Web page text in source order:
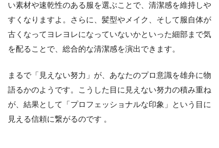
い素材や速乾性のある服を選ぶことで、清潔感を維持しや
すくなりますよ。さらに、髪型やメイク、そして服自体が
古くなってヨレヨレになっていないかといった細部まで気
を配ることで、総合的な清潔感を演出できます。
まるで「見えない努力」が、あなたのプロ意識を雄弁に物
語るかのようです。こうした目に見えない努力の積み重ね
が、結果として「プロフェッショナルな印象」という目に
見える信頼に繋がるのです 。